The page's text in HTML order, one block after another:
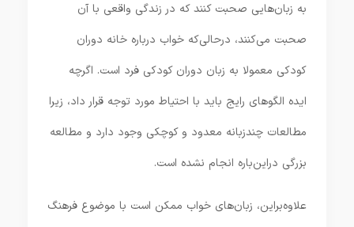
به زبان‌هایی صحبت کنند که در زندگی واقعی با آن
صحبت می‌کنند، درحالی‌که خواب درباره خانه دوران
کودکی معمولا به زبان دوران کودکی فرد است. اگرچه
ایده الگوهای رایج باید با احتیاط مورد توجه قرار داد، زیرا
مطالعات چندزبانه معدود و کوچکی وجود دارد و مطالعه
بزرگی در‌این‌باره انجام نشده است.
علاوه‌بر‌این، زبان‌های خواب ممکن است با موضوع فرهنگ